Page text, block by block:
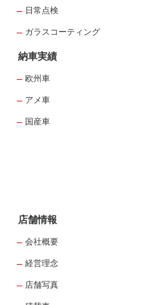
日常点検
ガラスコーティング
納車実績
欧州車
アメ車
国産車
店舗情報
会社概要
経営理念
店舗写真